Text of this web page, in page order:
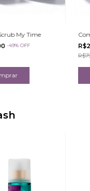
My Time
-49%OFF